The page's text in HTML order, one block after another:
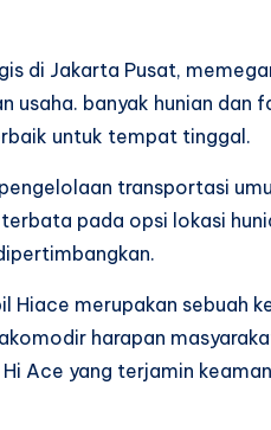
di Jakarta Pusat,
usaha. banyak hunian dan
untuk tempat tinggal.
transportasi
pada opsi lokasi
Hiace merupakan sebuah
harapan
Ace yang terjamin